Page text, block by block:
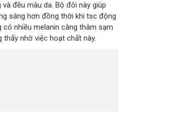
đều màu da. Bộ đôi này giúp
sáng hơn đồng thời khi tsc động
nhiều melanin càng thâm sạm
nhờ việc hoạt chất này.